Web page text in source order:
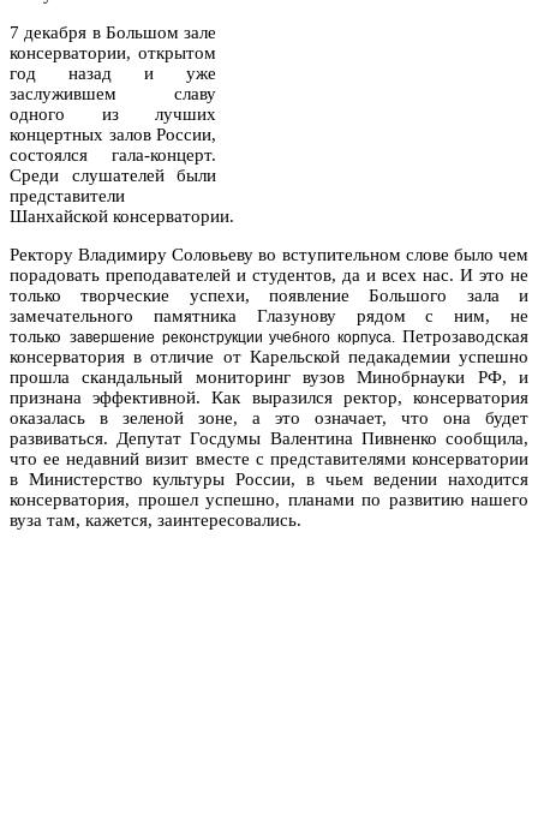
7 декабря в Большом зале
консерватории, открытом
год назад и уже
заслужившем славу
одного из лучших
концертных залов России,
состоялся гала-концерт.
Среди слушателей были
представители
Шанхайской консерватории.
Ректору Владимиру Соловьеву во вступительном слове было чем
порадовать преподавателей и студентов, да и всех нас. И это не
только творческие успехи, появление Большого зала и
замечательного памятника Глазунову рядом с ним, не
только завершение реконструкции учебного корпуса.Петрозаводская
консерватория в отличие от Карельской педакадемии успешно
прошла скандальный мониторинг вузов Минобрнауки РФ, и
признана эффективной. Как выразился ректор, консерватория
оказалась в зеленой зоне, а это означает, что она будет
развиваться. Депутат Госдумы Валентина Пивненко сообщила,
что ее недавний визит вместе с представителями консерватории
в Министерство культуры России, в чьем ведении находится
консерватория, прошел успешно, планами по развитию нашего
вуза там, кажется, заинтересовались.